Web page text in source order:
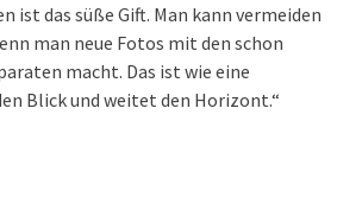
ist das süße Gift. Man kann vermeiden
man neue Fotos mit den schon
macht. Das ist wie eine
Blick und weitet den Horizont.“